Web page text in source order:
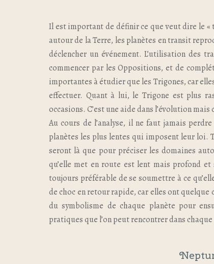
Il est important de définir ce que veut dire le «
autour de la Terre, les planètes en transit
déclencher un événement. L’utilisation des
commencer par les Oppositions, et de
importantes à étudier que les Trigones, car
effectuer. Quant à lui, le Trigone est plus
occasions. C’est une aide dans l’évolution mais
Au cours de l’analyse, il ne faut jamais
planètes les plus lentes qui imposent leur loi.
seront là que pour préciser les domaines
qu’elle met en route est lent mais profond
toujours préférable de se soumettre à ce
de choc en retour rapide, car elles ont quelque
du symbolisme de chaque planète pour
pratiques que l’on peut rencontrer dans